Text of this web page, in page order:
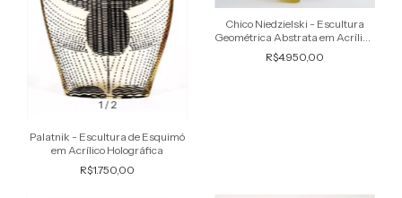
1/2
Palatnik - Escultura de Esquimó
em Acrílico Holográfica
R$1.750,00
Chico Niedzielski - Escultura
Geométrica Abstrata em Acrílico,
Assinada
R$4.950,00